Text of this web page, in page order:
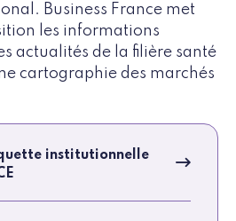
Business France met
les informations
actualités de la filière santé
cartographie des marchés
institutionnelle